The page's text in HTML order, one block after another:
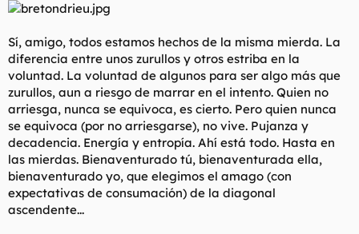
m
Sí, amigo, todos estamos hechos de la misma mierda. La
diferencia entre unos zurullos y otros estriba en la
voluntad. La voluntad de algunos para ser algo más que
zurullos, aun a riesgo de marrar en el intento. Quien no
arriesga, nunca se equivoca, es cierto. Pero quien nunca
se equivoca (por no arriesgarse), no vive. Pujanza y
decadencia. Energía y entropía. Ahí está todo. Hasta en
las mierdas. Bienaventurado tú, bienaventurada ella,
bienaventurado yo, que elegimos el amago (con
expectativas de consumación) de la diagonal
ascendente...